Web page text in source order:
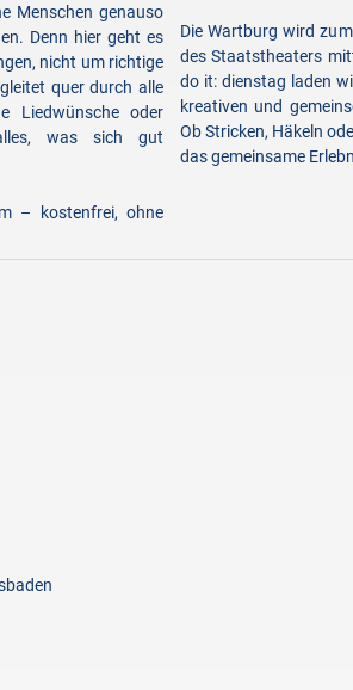
Menschen genauso
Denn hier geht es
nicht um richtige
quer durch alle
Liedwünsche oder
was sich gut
– kostenfrei, ohne
Die Wartburg wird
des Staatstheaters
do it: dienstag laden
kreativen und
Ob Stricken, Häkeln
das gemeinsame